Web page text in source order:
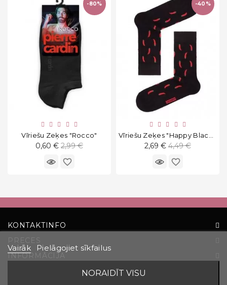
-80%
Vīriešu Zeķes "Rocco"
0,60 € Standarta
2,99 €
favorite_border
-40%
Vīriešu Zeķes "Happy Black Chilli"
2,69 € Standarta
4,49 €
favorite_border
KONTAKTINFO
PRECES
INFORMĀCIJA
Vairāk Pielāgojiet sīkfailus
NORAIDĪT VISU